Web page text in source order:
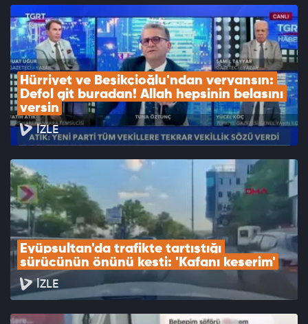
Hürriyet ve Beşikçioğlu'ndan veryansın:
Defol git buradan! Allah hepsinin belasını
versin
İZLE
Eyüpsultan'da trafikte tartıştığı
sürücünün önünü kesti: 'Kafanı keserim'
İZLE